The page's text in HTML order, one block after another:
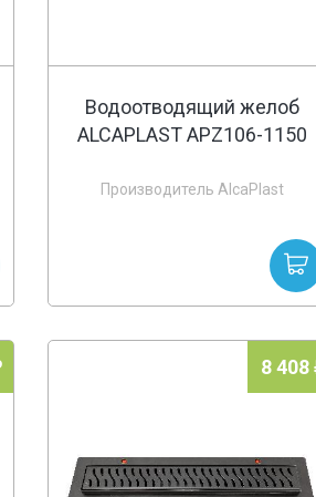
Водоотводящий желоб
ALCAPLAST APZ106-1150
Производитель AlcaPlast
8 408